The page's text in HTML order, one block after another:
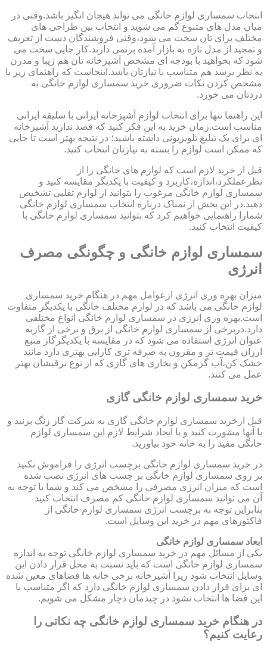
انتخاب سمساری لوازم خانگی می تواند هیجان انگیز باشد.وقتی در
میان مدل های متنوع گم می شوید و انتخاب بین طراحی های
مختلف برای تان سخت می شود،وقتی فروشندگان دست از تعریف
و تمجید از مدل تازه به بازار آمده برنمی دارند.کار جایی سخت می
شود که بخواهید با بودجه ای مشخص آشپزخانه تان هم زیبا و مدرن
به نظر برسد هم متناسب با نیازتان باشد.اینجاست که راهنمای زیر با
مشخص کردن نکات ضروری خرید سمساری لوازم خانگی به
دردتان می خورد.
این راهنما تنها برای انتخاب لوازم آشپزخانه ایرانی با سلیقه ایرانی
مناسب است.زمان خرید به این فکر کنید که قصد ندارید آشپزخانه
ای برای یک تبلیغ تلویزیونی داشته باشید؛ در نتیجه بهتر است تا جایی
که ممکن است لوازم را بسته به نیازتان انتخاب کنید.
قبل از خرید لازم است که لوازم های خانگی را از
نظرعملکرد،اندازه،کاربرد و کیفیت با یکدیگر مقایسه کنید و
سمساری لوازم خانگی مرغوب را بتوانید از لوازم تقلبی تشخیص
دهید.در این بخش از نمناک درباره انتخاب سمساری لوازم خانگی
شمارا راهنمایی خواهیم کرد که بتوانید سمساری لوازم خانگی با
کیفیت انتخاب کنید.
سمساری لوازم خانگی و چگونگی مصرف
انرژی
میزان بهره وری انرژی ازعوامل مهم در هنگام خرید سمساری
لوازم خانگی می باشد که در لوازم مختلف خانگی با یکدیگر متفاوت
است.بهره وری انرژی در سمساری لوازم خانگی انواع مختلفی
دارد.دربرخی از سمساری لوازم خانگی از برق و برخی از گازبه
عنوان انرژی استفاده می شود که در مقایسه با یکدیگرگاز منبع
ارزان قیمت تر و مقرون به صرفه تری کارایی بهتری دارد مانند
خشک کن،آب گرمکن و بخاری های گازی که از نوع برقیشان بهتر
عمل می کنند.
خرید سمساری لوازم خانگی گازی
قبل ازخرید سمساری لوازم خانگی گازی به شرکت گاز زنگ بزنید و
با آنها مشورت کنید و با ایجاد شرایط لازم این سمساری لوازم
خانگی مفید را به خانه خود بیاورید.
در خرید سمساری لوازم خانگی برچسب انرژی را فراموش نکنید
بر روی سمساری لوازم خانگی بر چسب های انرژی نصب شده
است که میزان انرژی مصرفی را مشخص می کند و شما با توجه به
آن می توانید سمساری لوازم خانگی کم مصرف انتخاب کنید
بنابراین توجه به برچسب انرژی سمساری لوازم خانگی از
فاکتورهای مهم در خرید این وسایل است.
ابعاد سمساری لوازم خانگی
یکی از مسائل مهم در خرید سمساری لوازم خانگی توجه به اندازه
سمساری لوازم خانگی است که باید نسبت به محل قرار دادن این
وسایل انتخاب شود زیرا آشپزخانه برخی خانه ها فضاهای معین شده
ای برای قرار دادن سمساری لوازم خانگی دارد که اگر متناسب با
این فضا ها انتخاب نشود در چیدمان دچار مشکل می شویم.
در هنگام خرید سمساری لوازم خانگی چه نکاتی را
رعایت کنیم؟